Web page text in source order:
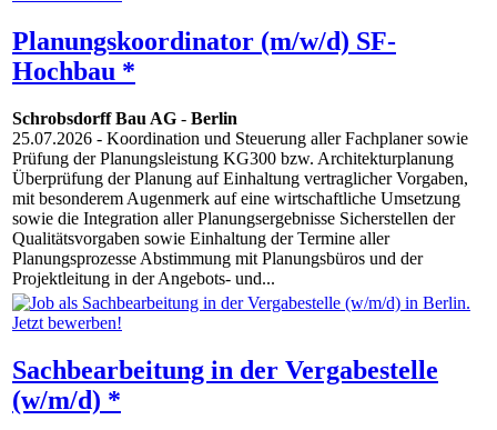
Planungskoordinator (m/w/d) SF-
Hochbau *
Schrobsdorff Bau AG - Berlin
25.07.2026 - Koordination und Steuerung aller Fachplaner sowie
Prüfung der Planungsleistung KG300 bzw. Architekturplanung
Überprüfung der Planung auf Einhaltung vertraglicher Vorgaben,
mit besonderem Augenmerk auf eine wirtschaftliche Umsetzung
sowie die Integration aller Planungsergebnisse Sicherstellen der
Qualitätsvorgaben sowie Einhaltung der Termine aller
Planungsprozesse Abstimmung mit Planungsbüros und der
Projektleitung in der Angebots- und...
Sachbearbeitung in der Vergabestelle
(w/m/d) *